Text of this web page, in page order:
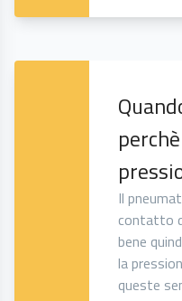
Il
contatto
bene
la
queste